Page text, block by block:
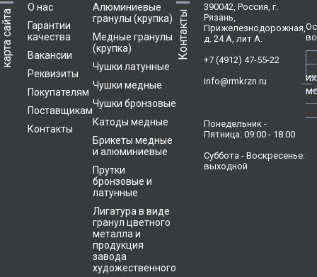
карта сайта
О нас
Гарантии
качества
Вакансии
Реквизиты
Покупателям
Поставщикам
Контакты
Алюминиевые
гранулы (крупка)
Медные гранулы
(крупка)
Чушки латунные
Чушки медные
Чушки бронзовые
Катоды медные
Брикеты медные
и алюминиевые
Прутки
бронзовые и
латунные
Лигатура в виде
гранул цветного
металла и
продукция
завода
художественного
Контакты
390042, Россия, г.
Рязань,
Прижелезнодорожная,
д. 24 А, лит А.
+7 (4912) 47-55-22
info@rmkrzn.ru
Понедельник -
Пятница: 09:00 - 18:00
Суббота - Воскресенье:
выходной
их